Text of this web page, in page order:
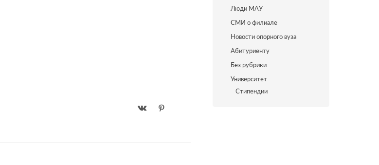
Люди МАУ
СМИ о филиале
Новости опорного вуза
Абитуриенту
Без рубрики
Университет
Стипендии